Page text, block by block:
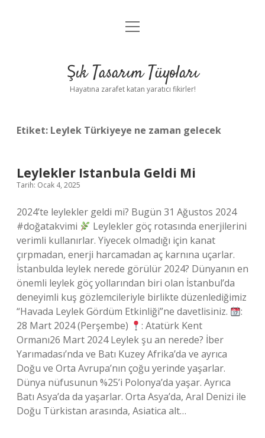
Anasayfa
Yasal Uyarı
menüyü
Şık Tasarım Tüyoları
Hayatına zarafet katan yaratıcı fikirler!
Etiket: Leylek Türkiyeye ne zaman gelecek
Leylekler Istanbula Geldi Mi
Tarih: Ocak 4, 2025
2024’te leylekler geldi mi? Bugün 31 Ağustos 2024
#doğatakvimi
Leylekler göç rotasında enerjilerini
verimli kullanırlar. Yiyecek olmadığı için kanat
çırpmadan, enerji harcamadan aç karnına uçarlar.
İstanbulda leylek nerede görülür 2024? Dünyanın en
önemli leylek göç yollarından biri olan İstanbul’da
deneyimli kuş gözlemcileriyle birlikte düzenlediğimiz
“Havada Leylek Gördüm Etkinliği”ne davetlisiniz.
:
28 Mart 2024 (Perşembe)
: Atatürk Kent
Ormanı26 Mart 2024 Leylek şu an nerede? İber
Yarımadası’nda ve Batı Kuzey Afrika’da ve ayrıca
Doğu ve Orta Avrupa’nın çoğu yerinde yaşarlar.
Dünya nüfusunun %25’i Polonya’da yaşar. Ayrıca
Batı Asya’da da yaşarlar. Orta Asya’da, Aral Denizi ile
Doğu Türkistan arasında, Asiatica alt…